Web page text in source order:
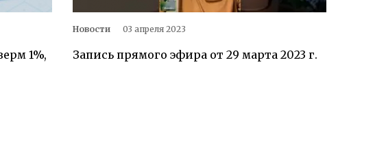
1%,
Новости 03 апреля 2023
Запись прямого эфира от 29 марта 2023 г.